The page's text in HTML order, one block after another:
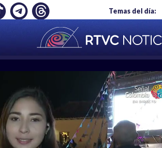
Temas del día:
EMPLEO: JP MORGAN "HABLAR NO ES